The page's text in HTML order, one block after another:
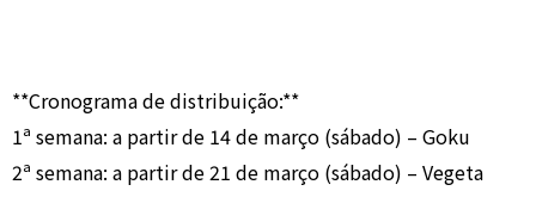
**Cronograma de distribuição:**
1ª semana: a partir de 14 de março (sábado) – Goku
2ª semana: a partir de 21 de março (sábado) – Vegeta